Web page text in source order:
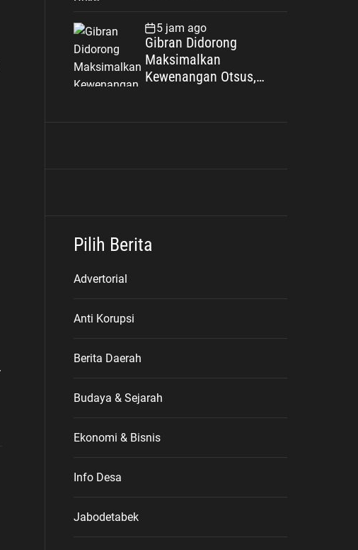
Sholeh, Pengacara
Inisiator “No Viral No
Justice”
5 jam ago
Gibran Didorong
Maksimalkan
Kewenangan Otsus,
Pilih Berita
Advertorial
Anti Korupsi
Berita Daerah
Budaya & Sejarah
Ekonomi & Bisnis
Info Desa
Jabodetabek